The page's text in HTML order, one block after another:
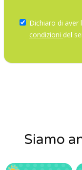
Dichiaro di
condizioni del
Siamo